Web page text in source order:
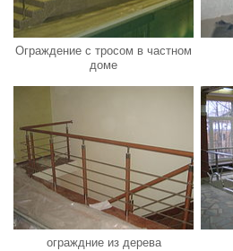
Ограждение с тросом в частном
доме
ограждние из дерева